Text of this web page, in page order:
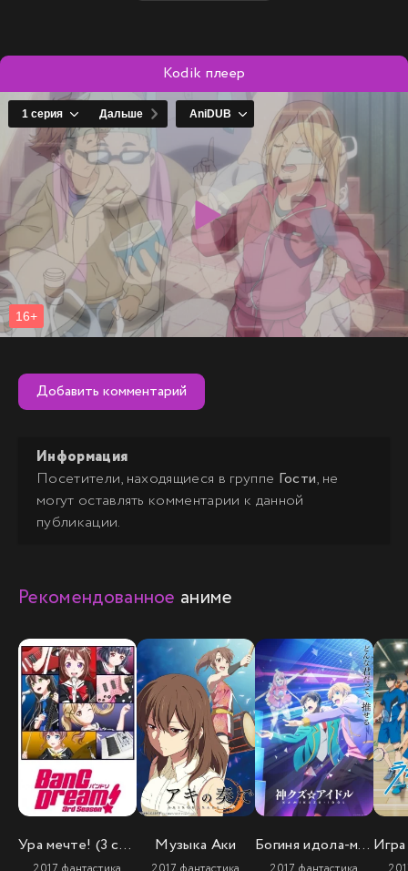
Kodik плеер
Добавить комментарий
Информация
Посетители, находящиеся в группе Гости, не
могут оставлять комментарии к данной
публикации.
Рекомендованное аниме
Ура мечте! (3 сезон) Музыка Аки Богиня идола-мерзавца